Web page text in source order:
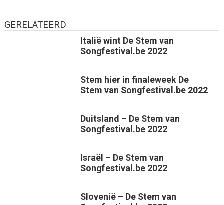
GERELATEERD
Italië wint De Stem van
Songfestival.be 2022
Stem hier in finaleweek De
Stem van Songfestival.be 2022
Duitsland – De Stem van
Songfestival.be 2022
Israël – De Stem van
Songfestival.be 2022
Slovenië – De Stem van